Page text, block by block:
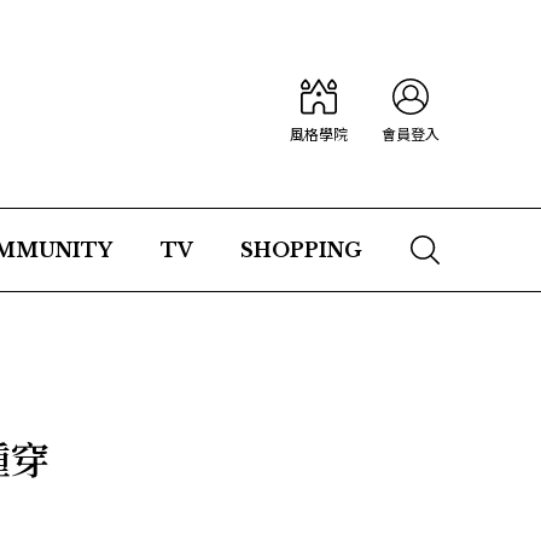
風格學院 會員登入
TV SHOPPING